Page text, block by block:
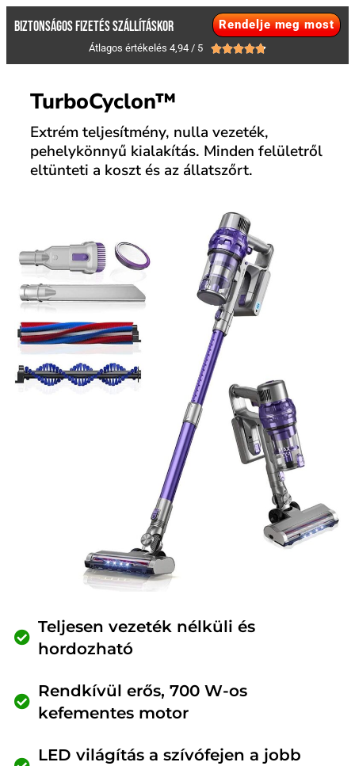
BIZTONSÁGOS FIZETÉS SZÁLLÍTÁSKOR Rendelje meg most
Átlagos értékelés 4,94 / 5 
TurboCyclon™
Extrém teljesítmény, nulla vezeték,
pehelykönnyű kialakítás. Minden felületről
eltünteti a koszt és az állatszőrt.
Teljesen vezeték nélküli és
hordozható
Rendkívül erős, 700 W-os
kefementes motor
LED világítás a szívófejen a jobb